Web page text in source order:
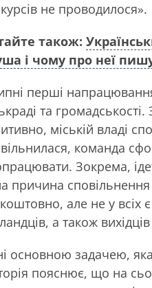
не проводилося».
також:
і чому про неї
перші
та
міській владі
команда
Зокрема,
причина
але не у всіх
а також
основною задачею,
пояснює, що на